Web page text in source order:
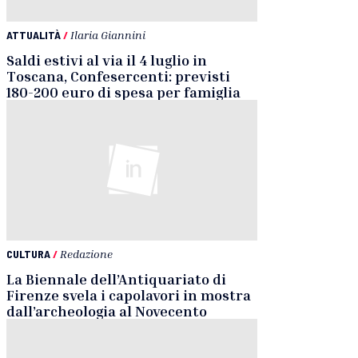
ATTUALITÀ/ Ilaria Giannini
Saldi estivi al via il 4 luglio in
Toscana, Confesercenti: previsti
180-200 euro di spesa per famiglia
CULTURA/ Redazione
La Biennale dell’Antiquariato di
Firenze svela i capolavori in mostra
dall’archeologia al Novecento